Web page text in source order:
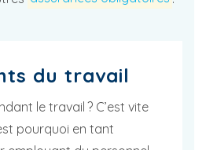
du travail
le travail ? C’est vite
pourquoi en tant